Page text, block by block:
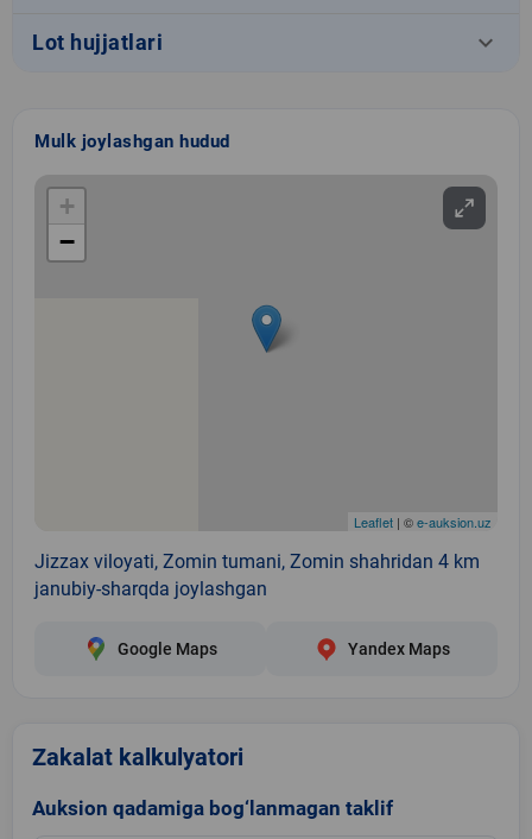
Lot hujjatlari keyboard_arrow_down
Mulk joylashgan hudud
+
−
Leaflet | ©e-auksion.uz
Jizzax viloyati, Zomin tumani, Zomin shahridan 4 km
janubiy-sharqda joylashgan
Google Maps Yandex Maps
Zakalat kalkulyatori
Auksion qadamiga bog‘lanmagan taklif